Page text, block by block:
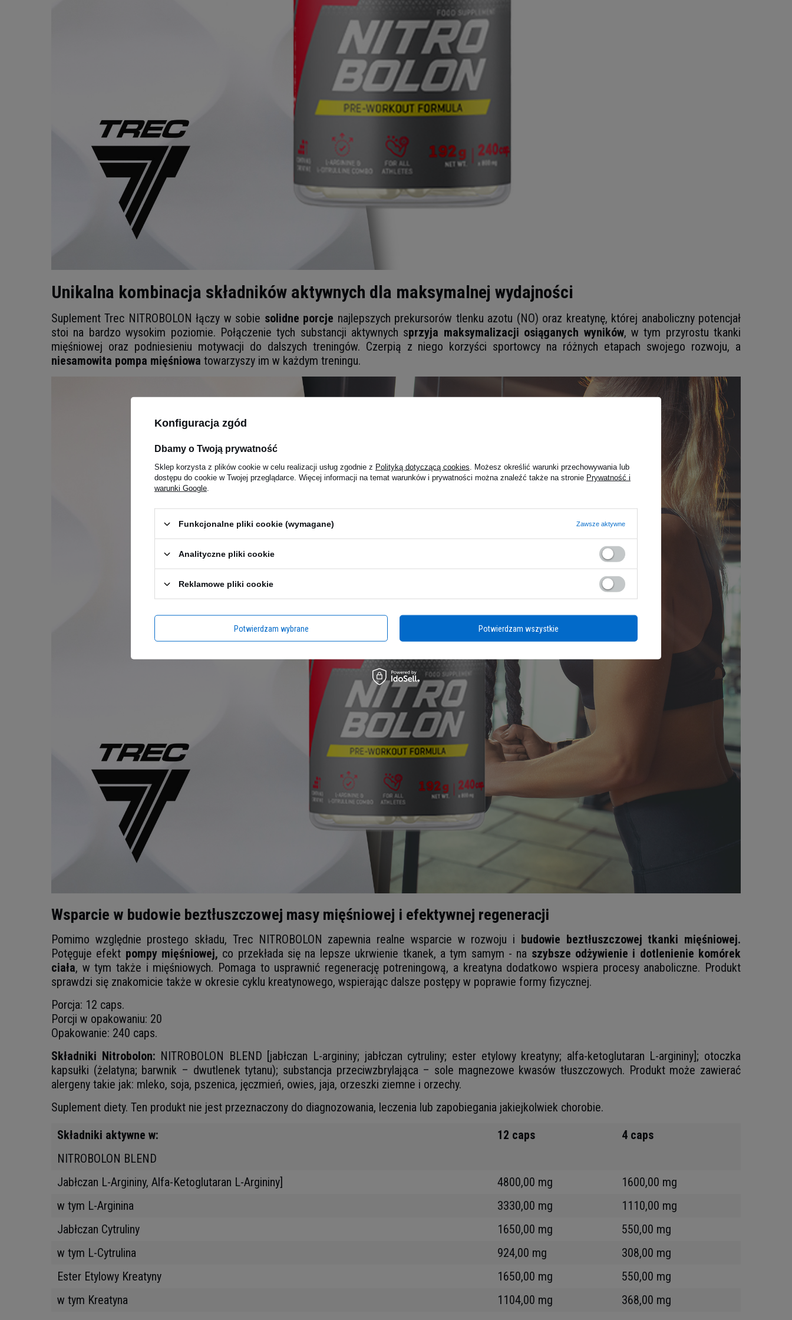
Unikalna kombinacja składników aktywnych dla maksymalnej wydajności
Suplement Trec NITROBOLON łączy w sobie solidne porcje najlepszych prekursorów tlenku azotu (NO) oraz kreatynę, której anaboliczny potencjał
stoi na bardzo wysokim poziomie. Połączenie tych substancji aktywnych sprzyja maksymalizacji osiąganych wyników, w tym przyrostu tkanki
mięśniowej oraz podniesieniu motywacji do dalszych treningów. Czerpią z niego korzyści sportowcy na różnych etapach swojego rozwoju, a
niesamowita pompa mięśniowa towarzyszy im w każdym treningu.
Wsparcie w budowie beztłuszczowej masy mięśniowej i efektywnej regeneracji
Pomimo względnie prostego składu, Trec NITROBOLON zapewnia realne wsparcie w rozwoju i budowie beztłuszczowej tkanki mięśniowej.
Potęguje efekt pompy mięśniowej, co przekłada się na lepsze ukrwienie tkanek, a tym samym - na szybsze odżywienie i dotlenienie komórek
ciała, w tym także i mięśniowych. Pomaga to usprawnić regenerację potreningową, a kreatyna dodatkowo wspiera procesy anaboliczne. Produkt
sprawdzi się znakomicie także w okresie cyklu kreatynowego, wspierając dalsze postępy w poprawie formy fizycznej.
Porcja: 12 caps.
Porcji w opakowaniu: 20
Opakowanie: 240 caps.
Składniki Nitrobolon: NITROBOLON BLEND [jabłczan L-argininy; jabłczan cytruliny; ester etylowy kreatyny; alfa-ketoglutaran L-argininy]; otoczka
kapsułki (żelatyna; barwnik – dwutlenek tytanu); substancja przeciwzbrylająca – sole magnezowe kwasów tłuszczowych. Produkt może zawierać
alergeny takie jak: mleko, soja, pszenica, jęczmień, owies, jaja, orzeszki ziemne i orzechy.
Suplement diety. Ten produkt nie jest przeznaczony do diagnozowania, leczenia lub zapobiegania jakiejkolwiek chorobie.
Składniki aktywne w:
12 caps
4 caps
NITROBOLON BLEND
Jabłczan L-Argininy, Alfa-Ketoglutaran L-Argininy]
4800,00 mg
1600,00 mg
w tym L-Arginina
3330,00 mg
1110,00 mg
Jabłczan Cytruliny
1650,00 mg
550,00 mg
w tym L-Cytrulina
924,00 mg
308,00 mg
Ester Etylowy Kreatyny
1650,00 mg
550,00 mg
w tym Kreatyna
1104,00 mg 368,00 mg
Konfiguracja zgód
Dbamy o Twoją prywatność
Sklep korzysta z plików cookie w celu realizacji usług zgodnie z Polityką dotyczącą cookies . Możesz określić warunki przechowywania lub
dostępu do cookie w Twojej przeglądarce. Więcej informacji na temat warunków i prywatności można znaleźć także na stronie Prywatność i
warunki Google
Funkcjonalne pliki cookie (wymagane) Zawsze aktywne
Analityczne pliki cookie
Reklamowe pliki cookie
Potwierdzam wybrane Potwierdzam wszystkie